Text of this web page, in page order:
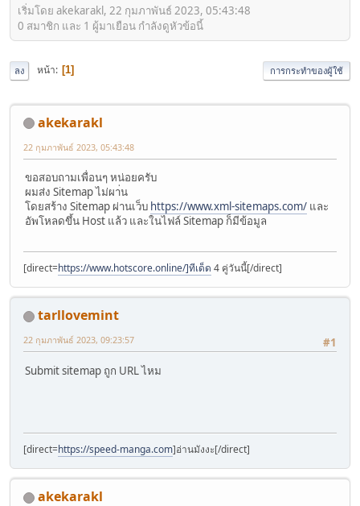
เริ่มโดย akekarakl, 22 กุมภาพันธ์ 2023, 05:43:48
0 สมาชิก และ 1 ผู้มาเยือน กำลังดูหัวข้อนี้
ลง หน้า 1 การกระทำของผู้ใช้
akekarakl
22 กุมภาพันธ์ 2023, 05:43:48
ขอสอบถามเพื่อนๆ หน่อยครับ
ผมส่ง Sitemap ไม่ผา่น
โดยสร้าง Sitemap ผ่านเว็บ https://www.xml-sitemaps.com/ และ
อัพโหลดขึ้น Host แล้ว และในไฟล์ Sitemap ก็มีข้อมูล
[direct=https://www.hotscore.online/]ทีเด็ด 4 คู่วันนี้[/direct]
tarllovemint
#1
22 กุมภาพันธ์ 2023, 09:23:57
Submit sitemap ถูก URL ไหม
[direct=https://speed-manga.com]อ่านมังงะ[/direct]
akekarakl